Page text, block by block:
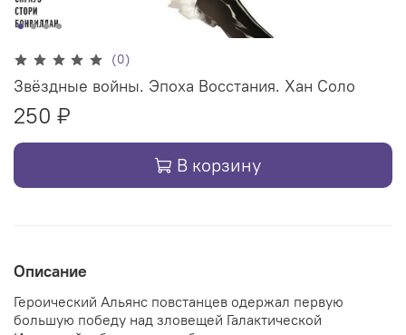
(0)
Звёздные войны. Эпоха Восстания. Хан Соло
250 ₽
В корзину
Описание
Героический Альянс повстанцев одержал первую
большую победу над зловещей Галактической